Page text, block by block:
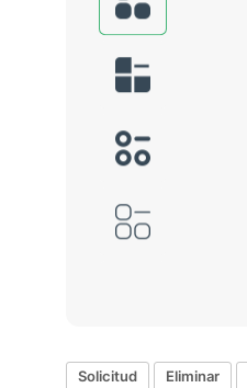
Solicitud Eliminar